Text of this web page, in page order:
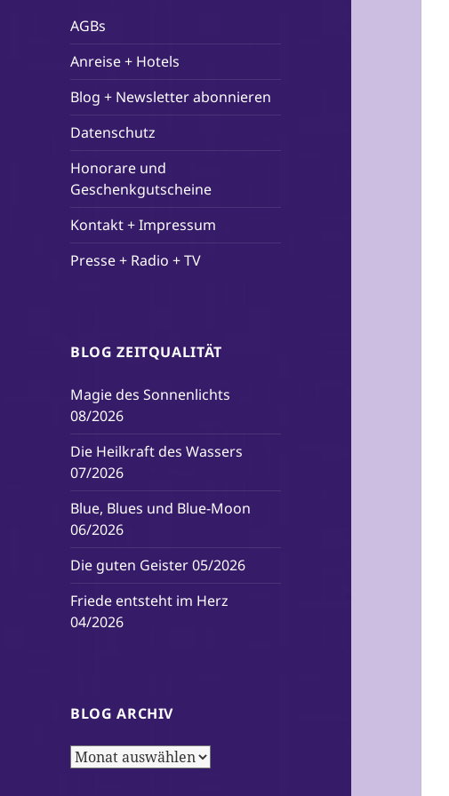
AGBs
Anreise + Hotels
Blog + Newsletter abonnieren
Datenschutz
Honorare und
Geschenkgutscheine
Kontakt + Impressum
Presse + Radio + TV
BLOG ZEITQUALITÄT
Magie des Sonnenlichts
08/2026
Die Heilkraft des Wassers
07/2026
Blue, Blues und Blue-Moon
06/2026
Die guten Geister 05/2026
Friede entsteht im Herz
04/2026
BLOG ARCHIV
Blog